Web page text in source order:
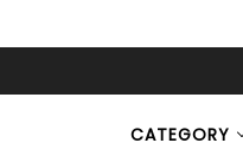
CATEGORY